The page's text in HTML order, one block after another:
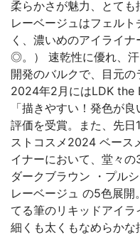
柔らかさが魅力、とて
レーベージュはフェル
く、濃いめのアイライ
◎。） 速乾性に優れ、
開発のバルクで、目元の
2024年2月にはLDK the
「描きやすい！発色が
評価を受賞。また、先
ストコスメ2024 ベース
イナーにおいて、堂々
ダークブラウン ・プル
レーベージュ の5色展
てる筆のリキッドアイ
細くも太くもなめらか